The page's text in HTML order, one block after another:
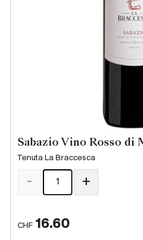
Sabazio Vino Rosso di
Tenuta La Braccesca
CHF 16.60
- +